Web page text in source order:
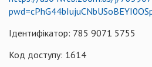
Ідентифікатор: 785 9071 5755
Код доступу: 1614